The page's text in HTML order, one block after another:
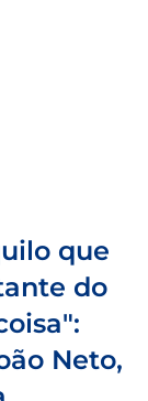
que
do
Neto,